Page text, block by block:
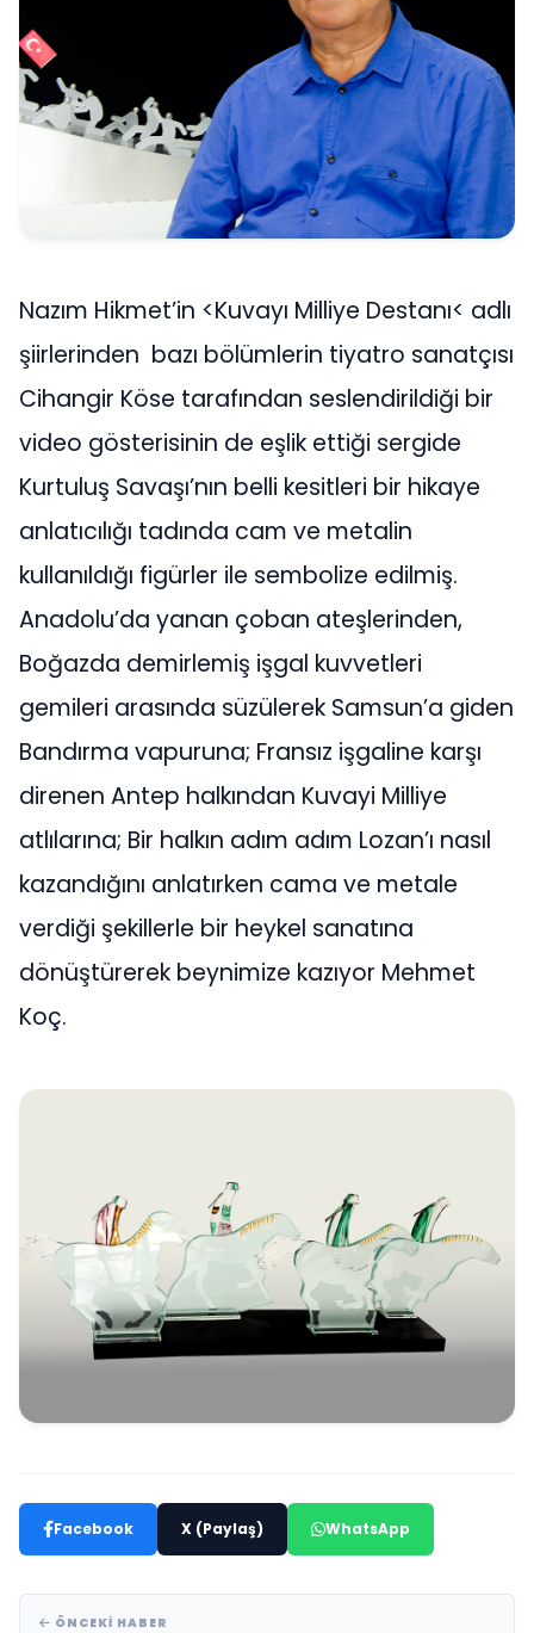
Nazım Hikmet’in <Kuvayı Milliye Destanı< adlı
şiirlerinden bazı bölümlerin tiyatro sanatçısı
Cihangir Köse tarafından seslendirildiği bir
video gösterisinin de eşlik ettiği sergide
Kurtuluş Savaşı’nın belli kesitleri bir hikaye
anlatıcılığı tadında cam ve metalin
kullanıldığı figürler ile sembolize edilmiş.
Anadolu’da yanan çoban ateşlerinden,
Boğazda demirlemiş işgal kuvvetleri
gemileri arasında süzülerek Samsun’a giden
Bandırma vapuruna; Fransız işgaline karşı
direnen Antep halkından Kuvayi Milliye
atlılarına; Bir halkın adım adım Lozan’ı nasıl
kazandığını anlatırken cama ve metale
verdiği şekillerle bir heykel sanatına
dönüştürerek beynimize kazıyor Mehmet
Koç.
Facebook X (Paylaş) WhatsApp
ÖNCEKI HABER